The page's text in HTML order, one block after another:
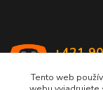
+421
Tento web